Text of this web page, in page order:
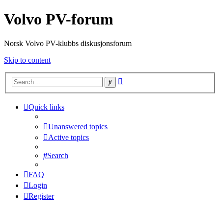
Volvo PV-forum
Norsk Volvo PV-klubbs diskusjonsforum
Skip to content
Search
Quick links
Unanswered topics
Active topics
Search
FAQ
Login
Register